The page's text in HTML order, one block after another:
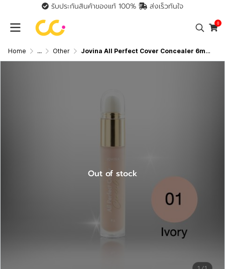
รับประกันสินค้าของแท้ 100% ส่งเร็วทันใจ
0
Home ... Other Jovina All Perfect Cover Concealer 6ml คอนซีลเลอร์ ปกปิดจุดด่างดำ รอยสิว รอยคล้ำใต้ตา
Out of stock